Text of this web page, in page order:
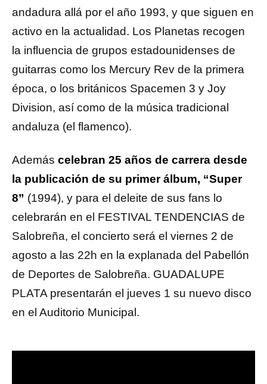
andadura allá por el año 1993, y que siguen en
activo en la actualidad. Los Planetas recogen
la influencia de grupos estadounidenses de
guitarras como los Mercury Rev de la primera
época, o los británicos Spacemen 3 y Joy
Division, así como de la música tradicional
andaluza (el flamenco).
Además celebran 25 años de carrera desde
la publicación de su primer álbum, “Super
8” (1994), y para el deleite de sus fans lo
celebrarán en el FESTIVAL TENDENCIAS de
Salobreña, el concierto será el viernes 2 de
agosto a las 22h en la explanada del Pabellón
de Deportes de Salobreña. GUADALUPE
PLATA presentarán el jueves 1 su nuevo disco
en el Auditorio Municipal.